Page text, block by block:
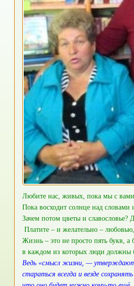
Любите нас, живых, пока мы с
Пока восходит солнце над словами
Зачем потом цветы и славословье?
Платите – и желательно – любовью,
Жизнь – это не просто пять букв,
в каждом из которых люди должны
Ведь «смысл жизни, —
стараться всегда и везде